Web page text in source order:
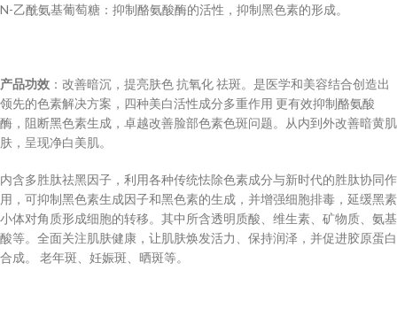
N-乙酰氨基葡萄糖：抑制酪氨酸酶的活性，抑制黑色素的形成。
产品功效 ：改善暗沉，提亮肤色 抗氧化 祛斑。是医学和美容结合创造出
领先的色素解决方案，四种美白活性成分多重作用 更有效抑制酪氨酸
酶，阻断黑色素生成，卓越改善脸部色素色斑问题。从内到外改善暗黄肌
肤，呈现净白美肌。
内含多胜肽祛黑因子，利用各种传统怯除色素成分与新时代的胜肽协同作
用，可抑制黑色素生成因子和黑色素的生成，并增强细胞排毒，延缓黑素
小体对角质形成细胞的转移。其中所含透明质酸、维生素、矿物质、氨基
酸等。全面关注肌肤健康，让肌肤焕发活力、保持润泽，并促进胶原蛋白
合成。 老年斑、妊娠斑、晒斑等。